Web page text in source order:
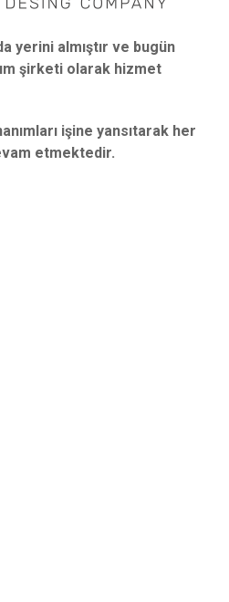
yerini almıştır ve bugün
şirketi olarak hizmet
işine yansıtarak her
etmektedir.